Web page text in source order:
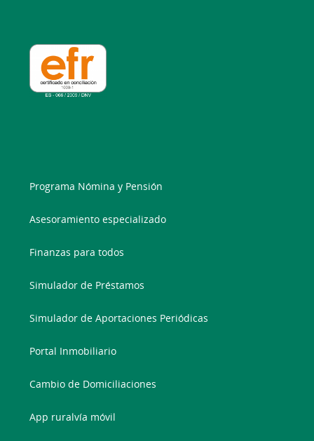
Programa Nómina y Pensión
Asesoramiento especializado
Finanzas para todos
Simulador de Préstamos
Simulador de Aportaciones Periódicas
Portal Inmobiliario
Cambio de Domiciliaciones
App ruralvía móvil